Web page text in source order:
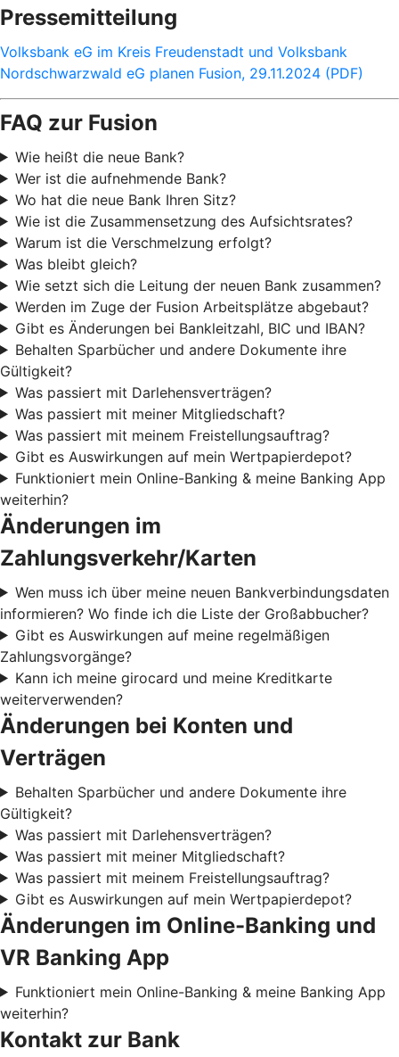
Pressemitteilung
Volksbank eG im Kreis Freudenstadt und Volksbank
Nordschwarzwald eG planen Fusion, 29.11.2024 (PDF)
FAQ zur Fusion
Wie heißt die neue Bank?
Wer ist die aufnehmende Bank?
Wo hat die neue Bank Ihren Sitz?
Wie ist die Zusammensetzung des Aufsichtsrates?
Warum ist die Verschmelzung erfolgt?
Was bleibt gleich?
Wie setzt sich die Leitung der neuen Bank zusammen?
Werden im Zuge der Fusion Arbeitsplätze abgebaut?
Gibt es Änderungen bei Bankleitzahl, BIC und IBAN?
Behalten Sparbücher und andere Dokumente ihre
Gültigkeit?
Was passiert mit Darlehensverträgen?
Was passiert mit meiner Mitgliedschaft?
Was passiert mit meinem Freistellungsauftrag?
Gibt es Auswirkungen auf mein Wertpapierdepot?
Funktioniert mein Online-Banking & meine Banking App
weiterhin?
Änderungen im
Zahlungsverkehr/Karten
Wen muss ich über meine neuen Bankverbindungsdaten
informieren? Wo finde ich die Liste der Großabbucher?
Gibt es Auswirkungen auf meine regelmäßigen
Zahlungsvorgänge?
Kann ich meine girocard und meine Kreditkarte
weiterverwenden?
Änderungen bei Konten und
Verträgen
Behalten Sparbücher und andere Dokumente ihre
Gültigkeit?
Was passiert mit Darlehensverträgen?
Was passiert mit meiner Mitgliedschaft?
Was passiert mit meinem Freistellungsauftrag?
Gibt es Auswirkungen auf mein Wertpapierdepot?
Änderungen im Online-Banking und
VR Banking App
Funktioniert mein Online-Banking & meine Banking App
weiterhin?
Kontakt zur Bank